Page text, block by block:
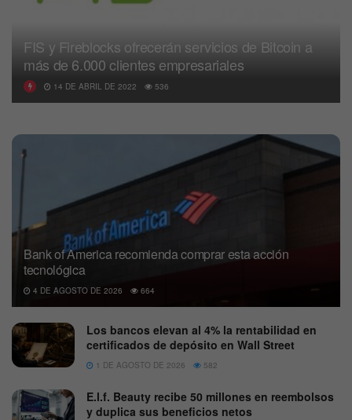
FIS y Fireblocks ofrecerán servicios de Bitcoin a
más de 6.000 clientes empresariales
14 DE ABRIL DE 2022 536
Bank of America recomienda comprar esta acción
tecnológica
4 DE AGOSTO DE 2026 664
Los bancos elevan al 4% la rentabilidad en
certificados de depósito en Wall Street
1 DE AGOSTO DE 2026 582
E.l.f. Beauty recibe 50 millones en reembolsos
y duplica sus beneficios netos